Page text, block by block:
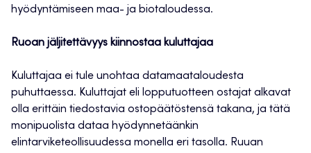
hyödyntämiseen maa- ja biotaloudessa.
Ruoan jäljitettävyys kiinnostaa kuluttajaa
Kuluttajaa ei tule unohtaa datamaataloudesta
puhuttaessa. Kuluttajat eli lopputuotteen ostajat alkavat
olla erittäin tiedostavia ostopäätöstensä takana, ja tätä
monipuolista dataa hyödynnetäänkin
elintarviketeollisuudessa monella eri tasolla. Ruuan